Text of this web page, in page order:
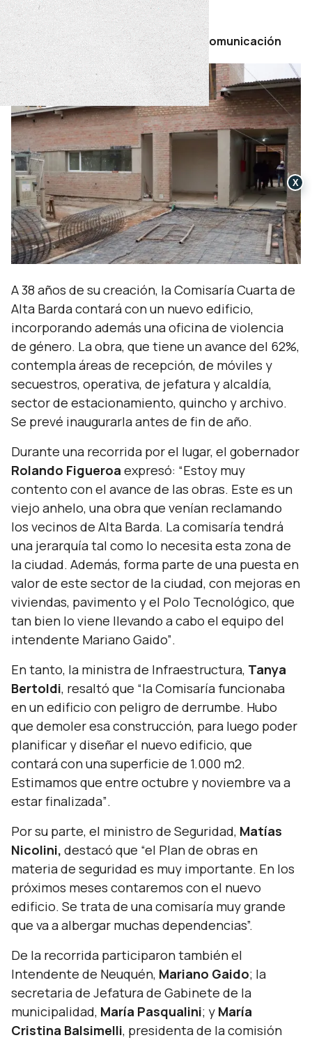
miércoles 08 de julio de 2026
Por Secretaría de Prensa y Comunicación
A 38 años de su creación, la Comisaría Cuarta de
Alta Barda contará con un nuevo edificio,
incorporando además una oficina de violencia
de género. La obra, que tiene un avance del 62%,
contempla áreas de recepción, de móviles y
secuestros, operativa, de jefatura y alcaldía,
sector de estacionamiento, quincho y archivo.
Se prevé inaugurarla antes de fin de año.
Durante una recorrida por el lugar, el gobernador
Rolando Figueroa expresó: “Estoy muy
contento con el avance de las obras. Este es un
viejo anhelo, una obra que venían reclamando
los vecinos de Alta Barda. La comisaría tendrá
una jerarquía tal como lo necesita esta zona de
la ciudad. Además, forma parte de una puesta en
valor de este sector de la ciudad, con mejoras en
viviendas, pavimento y el Polo Tecnológico, que
tan bien lo viene llevando a cabo el equipo del
intendente Mariano Gaido”.
En tanto, la ministra de Infraestructura, Tanya
Bertoldi, resaltó que “la Comisaría funcionaba
en un edificio con peligro de derrumbe. Hubo
que demoler esa construcción, para luego poder
planificar y diseñar el nuevo edificio, que
contará con una superficie de 1.000 m2.
Estimamos que entre octubre y noviembre va a
estar finalizada”.
Por su parte, el ministro de Seguridad, Matías
Nicolini, destacó que “el Plan de obras en
materia de seguridad es muy importante. En los
próximos meses contaremos con el nuevo
edificio. Se trata de una comisaría muy grande
que va a albergar muchas dependencias”.
De la recorrida participaron también el
Intendente de Neuquén, Mariano Gaido; la
secretaria de Jefatura de Gabinete de la
municipalidad, María Pasqualini; y María
Cristina Balsimelli, presidenta de la comisión
X